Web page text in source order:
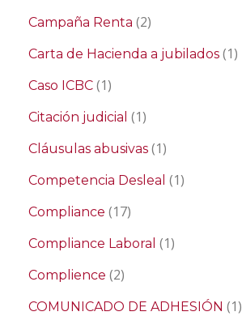
Campaña Renta (2)
Carta de Hacienda a jubilados (1)
Caso ICBC (1)
Citación judicial (1)
Cláusulas abusivas (1)
Competencia Desleal (1)
Compliance (17)
Compliance Laboral (1)
Complience (2)
COMUNICADO DE ADHESIÓN (1)